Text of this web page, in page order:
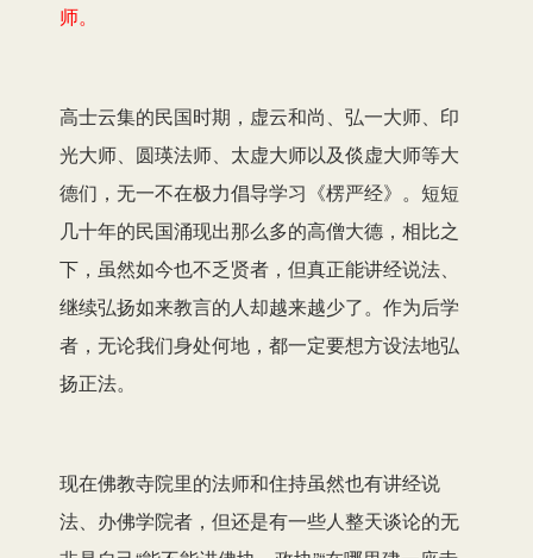
师。
高士云集的民国时期，虚云和尚、弘一大师、印
光大师、圆瑛法师、太虚大师以及倓虚大师等大
德们，无一不在极力倡导学习《楞严经》。短短
几十年的民国涌现出那么多的高僧大德，相比之
下，虽然如今也不乏贤者，但真正能讲经说法、
继续弘扬如来教言的人却越来越少了。作为后学
者，无论我们身处何地，都一定要想方设法地弘
扬正法。
现在佛教寺院里的法师和住持虽然也有讲经说
法、办佛学院者，但还是有一些人整天谈论的无